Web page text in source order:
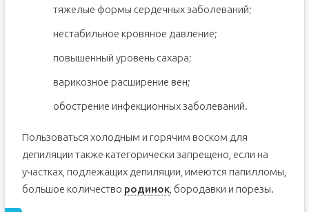
тяжелые формы сердечных заболеваний;
нестабильное кровяное давление;
повышенный уровень сахара;
варикозное расширение вен;
обострение инфекционных заболеваний.
Пользоваться холодным и горячим воском для
депиляции также категорически запрещено, если на
участках, подлежащих депиляции, имеются папилломы,
большое количество родинок, бородавки и порезы.